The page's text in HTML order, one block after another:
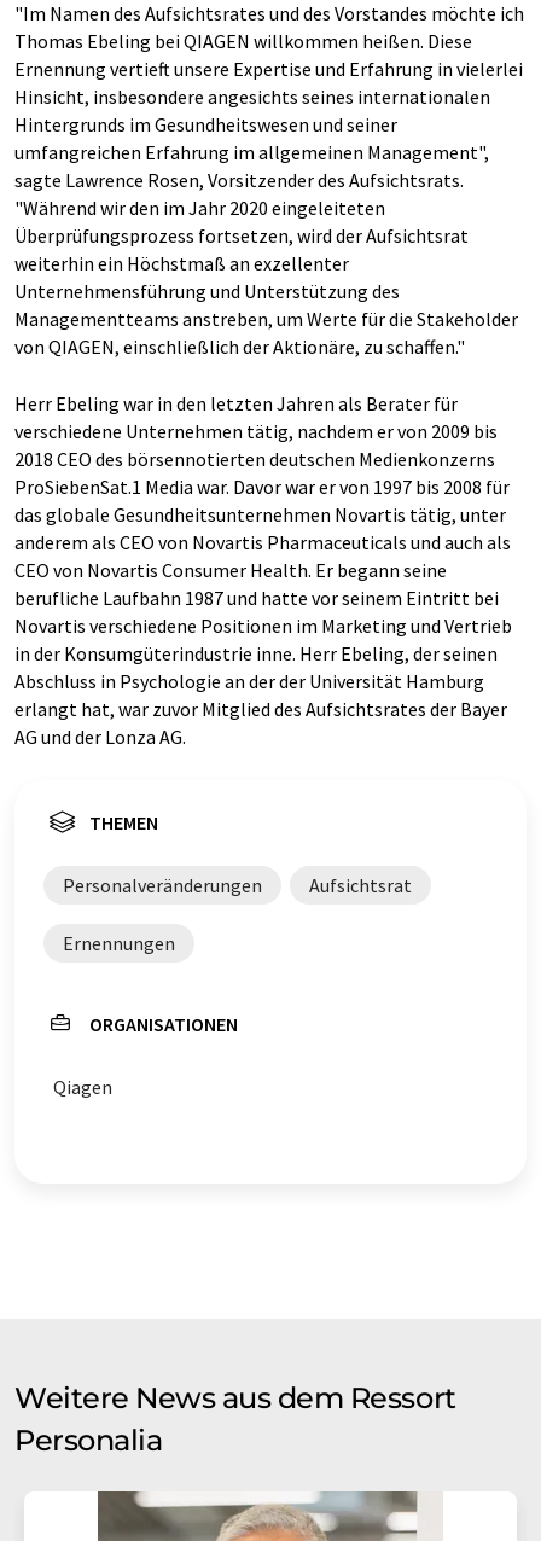
"Im Namen des Aufsichtsrates und des Vorstandes möchte ich
Thomas Ebeling bei QIAGEN willkommen heißen. Diese
Ernennung vertieft unsere Expertise und Erfahrung in vielerlei
Hinsicht, insbesondere angesichts seines internationalen
Hintergrunds im Gesundheitswesen und seiner
umfangreichen Erfahrung im allgemeinen Management",
sagte Lawrence Rosen, Vorsitzender des Aufsichtsrats.
"Während wir den im Jahr 2020 eingeleiteten
Überprüfungsprozess fortsetzen, wird der Aufsichtsrat
weiterhin ein Höchstmaß an exzellenter
Unternehmensführung und Unterstützung des
Managementteams anstreben, um Werte für die Stakeholder
von QIAGEN, einschließlich der Aktionäre, zu schaffen."
Herr Ebeling war in den letzten Jahren als Berater für
verschiedene Unternehmen tätig, nachdem er von 2009 bis
2018 CEO des börsennotierten deutschen Medienkonzerns
ProSiebenSat.1 Media war. Davor war er von 1997 bis 2008 für
das globale Gesundheitsunternehmen Novartis tätig, unter
anderem als CEO von Novartis Pharmaceuticals und auch als
CEO von Novartis Consumer Health. Er begann seine
berufliche Laufbahn 1987 und hatte vor seinem Eintritt bei
Novartis verschiedene Positionen im Marketing und Vertrieb
in der Konsumgüterindustrie inne. Herr Ebeling, der seinen
Abschluss in Psychologie an der der Universität Hamburg
erlangt hat, war zuvor Mitglied des Aufsichtsrates der Bayer
AG und der Lonza AG.
THEMEN
Personalveränderungen Aufsichtsrat
Ernennungen
ORGANISATIONEN
Qiagen
Weitere News aus dem Ressort
Personalia